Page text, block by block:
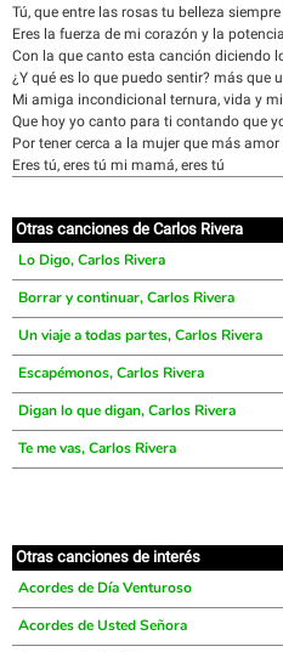
Tú, que entre las rosas tu belleza
Eres la fuerza de mi corazón y la
Con la que canto esta canción diciendo
¿Y qué es lo que puedo sentir? más que
Mi amiga incondicional ternura, vida y
Que hoy yo canto para ti contando que
Por tener cerca a la mujer que más
Eres tú, eres tú mi mamá, eres tú
Otras canciones de Carlos Rivera
Lo Digo, Carlos Rivera
Borrar y continuar, Carlos Rivera
Un viaje a todas partes, Carlos Rivera
Escapémonos, Carlos Rivera
Digan lo que digan, Carlos Rivera
Te me vas, Carlos Rivera
Otras canciones de interés
Acordes de Día Venturoso
Acordes de Usted Señora